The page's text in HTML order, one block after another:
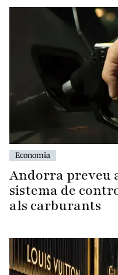
Economia
Andorra preveu
sistema de
als carburants